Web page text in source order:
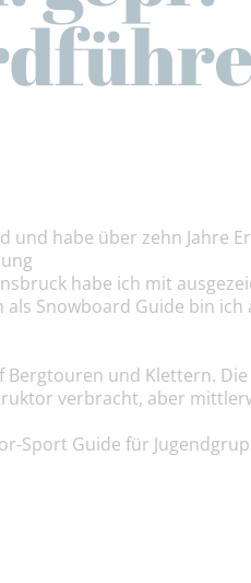
und habe über zehn Jahre
habe ich mit
Snowboard Guide bin
Bergtouren und Klettern.
verbracht, aber
Sport Guide für